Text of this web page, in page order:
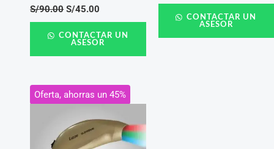
S/90.00 S/45.00
CONTACTAR UN
ASESOR
CONTACTAR UN
ASESOR
Oferta, ahorras un 45%
El
precio
era:
S/1,800.00.
El
precio
es:
S/990.00.